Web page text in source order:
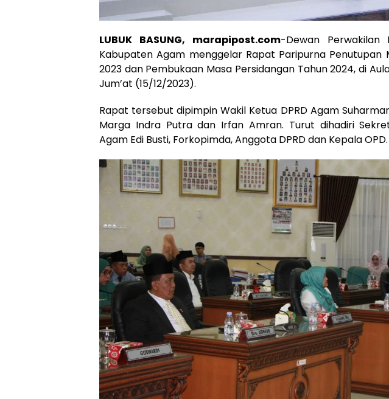
LUBUK BASUNG, marapipost.com-Dewan Perwakilan
Kabupaten Agam menggelar Rapat Paripurna Penutupan
2023 dan Pembukaan Masa Persidangan Tahun 2024, di
Jum’at (15/12/2023).
Rapat tersebut dipimpin Wakil Ketua DPRD Agam
Marga Indra Putra dan Irfan Amran. Turut dihadiri
Agam Edi Busti, Forkopimda, Anggota DPRD dan Kepala OPD.